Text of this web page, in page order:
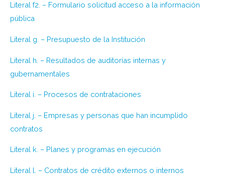
Literal f2. – Formulario solicitud acceso a la información
pública
Literal g. – Presupuesto de la Institución
Literal h. – Resultados de auditorías internas y
gubernamentales
Literal i. – Procesos de contrataciones
Literal j. – Empresas y personas que han incumplido
contratos
Literal k. – Planes y programas en ejecución
Literal l. – Contratos de crédito externos o internos